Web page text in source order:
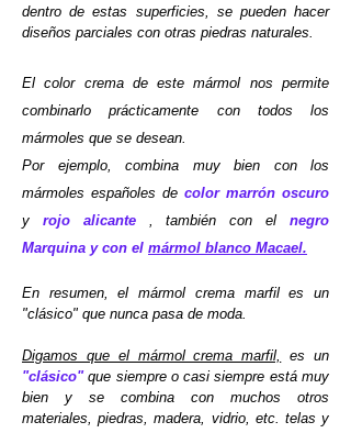
dentro de estas superficies, se pueden hacer
diseños parciales con otras piedras naturales.
El color crema de este mármol nos permite
combinarlo prácticamente con todos los
mármoles que se desean.
Por ejemplo, combina muy bien con los
mármoles españoles de color marrón oscuro
y
rojo alicante , también con el
negro
Marquina y con el mármol blanco Macael.
En resumen, el mármol crema marfil es un
"clásico" que nunca pasa de moda.
Digamos que el mármol crema marfil,
es un
"clásico" que siempre o casi siempre está muy
bien y se combina con muchos otros
materiales, piedras, madera, vidrio, etc. telas y